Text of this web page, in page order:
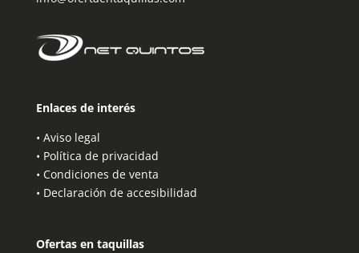
Enlaces de interés
• Aviso legal
• Política de privacidad
• Condiciones de venta
• Declaración de accesibilidad
Ofertas en taquillas